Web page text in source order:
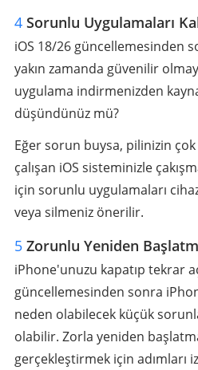
4 Sorunlu Uygulamaları
iOS 18/26 güncellemesinden
yakın zamanda güvenilir
uygulama indirmenizden
düşündünüz mü?
Eğer sorun buysa, pilinizin çok
çalışan iOS sisteminizle
için sorunlu uygulamaları
veya silmeniz önerilir.
5 Zorunlu Yeniden
iPhone'unuzu kapatıp tekrar
güncellemesinden sonra
neden olabilecek küçük
olabilir. Zorla yeniden
gerçekleştirmek için adımları